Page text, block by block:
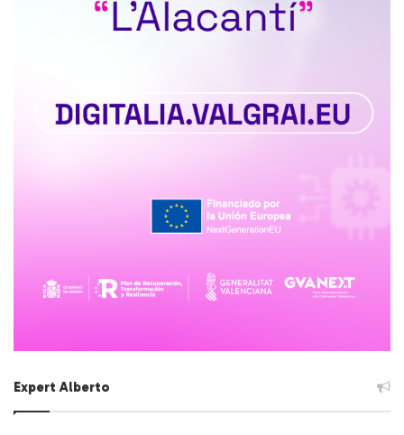
Expert Alberto